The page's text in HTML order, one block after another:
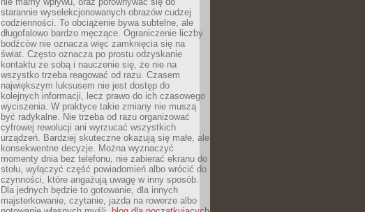
starannie wyselekcjonowanych obrazów cudzej
codzienności. To obciążenie bywa subtelne, ale
długofalowo bardzo męczące. Ograniczenie liczby
bodźców nie oznacza więc zamknięcia się na
świat. Często oznacza po prostu odzyskanie
kontaktu ze sobą i nauczenie się, że nie na
wszystko trzeba reagować od razu. Czasem
największym luksusem nie jest dostęp do
kolejnych informacji, lecz prawo do ich czasowego
wyciszenia. W praktyce takie zmiany nie muszą
być radykalne. Nie trzeba od razu organizować
cyfrowej rewolucji ani wyrzucać wszystkich
urządzeń. Bardziej skuteczne okazują się małe, ale
konsekwentne decyzje. Można wyznaczyć
momenty dnia bez telefonu, nie zabierać ekranu do
stołu, wyłączyć część powiadomień albo wrócić do
czynności, które angażują uwagę w inny sposób.
Dla jednych będzie to gotowanie, dla innych
majsterkowanie, czytanie, jazda na rowerze albo